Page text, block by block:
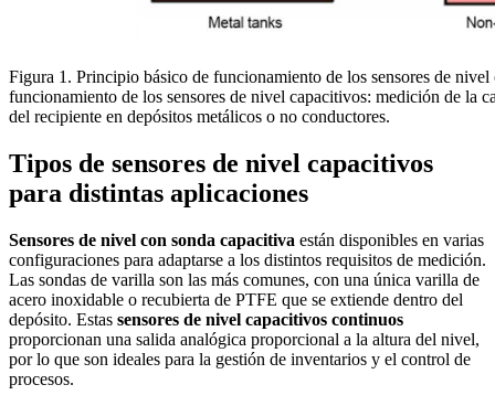
Figura 1. Principio básico de funcionamiento de los sensores de
funcionamiento de los sensores de nivel capacitivos: medición de la
del recipiente en depósitos metálicos o no conductores.
Tipos de sensores de nivel capacitivos
para distintas aplicaciones
Sensores de nivel con sonda capacitiva están disponibles en varias
configuraciones para adaptarse a los distintos requisitos de medición.
Las sondas de varilla son las más comunes, con una única varilla de
acero inoxidable o recubierta de PTFE que se extiende dentro del
depósito. Estas sensores de nivel capacitivos continuos
proporcionan una salida analógica proporcional a la altura del nivel,
por lo que son ideales para la gestión de inventarios y el control de
procesos.